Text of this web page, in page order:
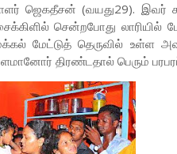
ஜெகதீசன் (வயது29). இவர்
சென்றபோது லாரியில்
மேட்டுத் தெருவில் உள்ள
திரண்டதால் பெரும்